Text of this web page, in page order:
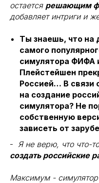
остается решающим
добавляет интриги и
Ты знаешь, что на
самого
симулятора ФИФА
Плейстейшен
Россией… В связи
на создание
симулятора? Не
собственную
зависеть от
- Я не верю, что что-
создать российские
Максимум -